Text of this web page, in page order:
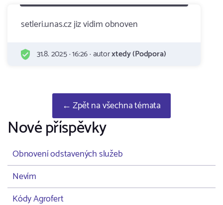
setleri.unas.cz jiz vidim obnoven
31.8. 2025 · 16:26 · autorxtedy (Podpora)
← Zpět na všechna témata
Nové příspěvky
Obnovení odstavených služeb
Nevím
Kódy Agrofert